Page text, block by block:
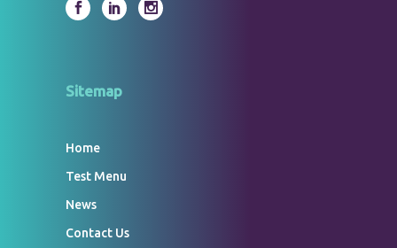
Sitemap
Home
Test Menu
News
Contact Us